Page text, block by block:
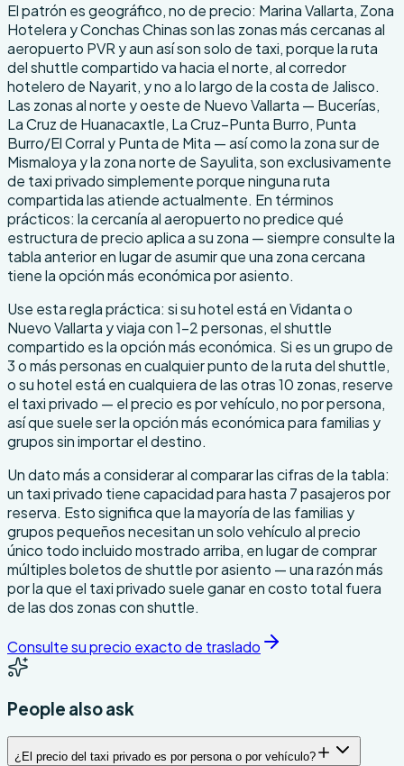
El patrón es geográfico, no de precio: Marina Vallarta, Zona
Hotelera y Conchas Chinas son las zonas más cercanas al
aeropuerto PVR y aun así son solo de taxi, porque la ruta
del shuttle compartido va hacia el norte, al corredor
hotelero de Nayarit, y no a lo largo de la costa de Jalisco.
Las zonas al norte y oeste de Nuevo Vallarta — Bucerías,
La Cruz de Huanacaxtle, La Cruz–Punta Burro, Punta
Burro/El Corral y Punta de Mita — así como la zona sur de
Mismaloya y la zona norte de Sayulita, son exclusivamente
de taxi privado simplemente porque ninguna ruta
compartida las atiende actualmente. En términos
prácticos: la cercanía al aeropuerto no predice qué
estructura de precio aplica a su zona — siempre consulte la
tabla anterior en lugar de asumir que una zona cercana
tiene la opción más económica por asiento.
Use esta regla práctica: si su hotel está en Vidanta o
Nuevo Vallarta y viaja con 1–2 personas, el shuttle
compartido es la opción más económica. Si es un grupo de
3 o más personas en cualquier punto de la ruta del shuttle,
o su hotel está en cualquiera de las otras 10 zonas, reserve
el taxi privado — el precio es por vehículo, no por persona,
así que suele ser la opción más económica para familias y
grupos sin importar el destino.
Un dato más a considerar al comparar las cifras de la tabla:
un taxi privado tiene capacidad para hasta 7 pasajeros por
reserva. Esto significa que la mayoría de las familias y
grupos pequeños necesitan un solo vehículo al precio
único todo incluido mostrado arriba, en lugar de comprar
múltiples boletos de shuttle por asiento — una razón más
por la que el taxi privado suele ganar en costo total fuera
de las dos zonas con shuttle.
Consulte su precio exacto de traslado
People also ask
¿El precio del taxi privado es por persona o por vehículo?